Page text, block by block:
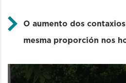
O aumento dos
mesma proporción nos